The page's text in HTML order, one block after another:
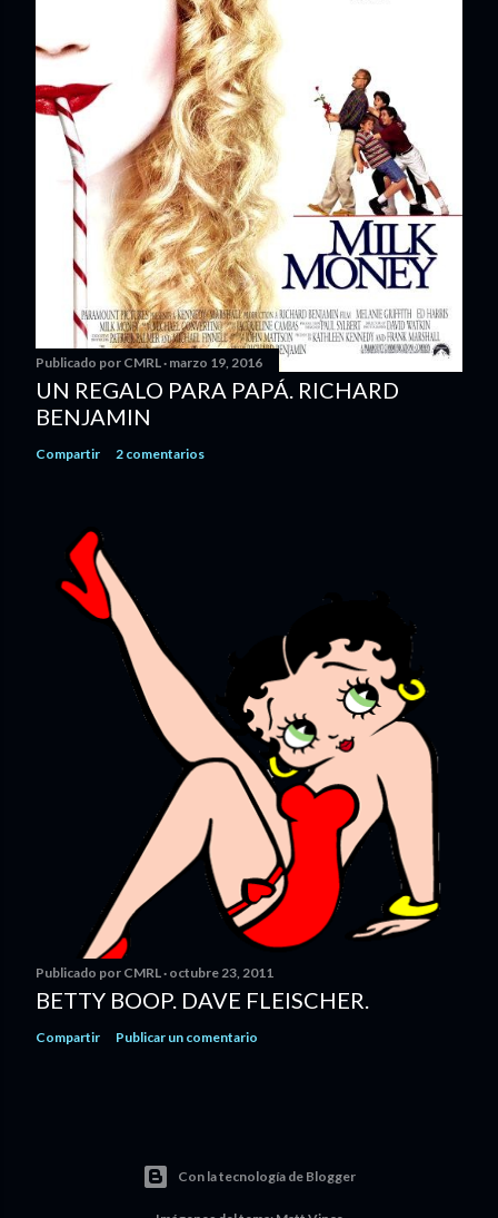
Publicado por CMRL marzo 19, 2016
UN REGALO PARA PAPÁ. RICHARD
BENJAMIN
Compartir 2 comentarios
Publicado por CMRL octubre 23, 2011
BETTY BOOP. DAVE FLEISCHER.
Compartir Publicar un comentario
Con la tecnología de Blogger